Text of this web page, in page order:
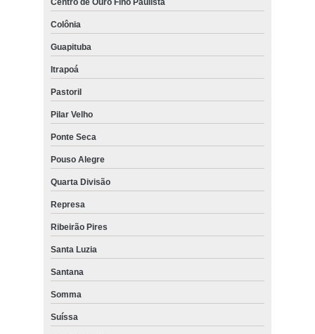
Centro de Ouro Fino Paulista
Colônia
Guapituba
Itrapoá
Pastoril
Pilar Velho
Ponte Seca
Pouso Alegre
Quarta Divisão
Represa
Ribeirão Pires
Santa Luzia
Santana
Somma
Suíssa